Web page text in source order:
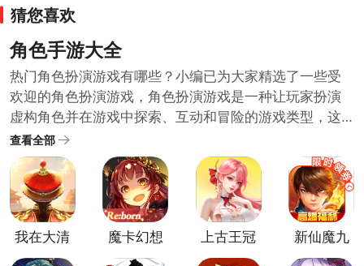
猜您喜欢
角色手游大全
热门角色扮演游戏有哪些？小编已为大家精选了一些受
欢迎的角色扮演游戏，角色扮演游戏是一种让玩家扮演
虚构角色并在游戏中探索、互动和冒险的游戏类型，这
些游戏通常拥有深入的剧情和复杂的角色发展系统，给
玩家带来身临其境的沉浸式体验，如果你对角色扮演游
戏感兴趣，下面这些游戏值得一试！快来挑选一个开始
你的冒险之旅吧！
查看全部
我在大清
当皇帝手
魔卡幻想
官方正版
上古王冠
手游最新
新仙魔九
界官方版